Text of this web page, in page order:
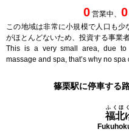
0 営業中、 0
この地域は非常に小規模で人口も
がほとんどないため、投資する事業
This is a very small area, due to
massage and spa, that’s why no
篠栗駅に停車する
福北
ふくほ